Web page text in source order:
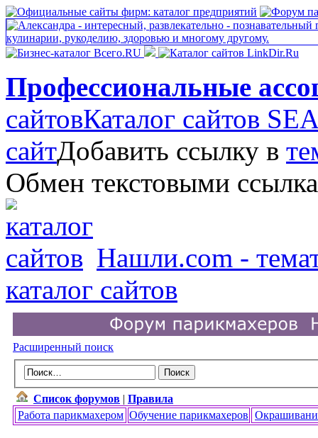
Профессиональные
сайтовКаталог сайтов
сайтДобавить ссылку в
Обмен текстовыми
Нашли.com -
каталог сайтов
Расширенный поиск
Список форумов | Правила
Работа парикмахером Обучение парикмахеров